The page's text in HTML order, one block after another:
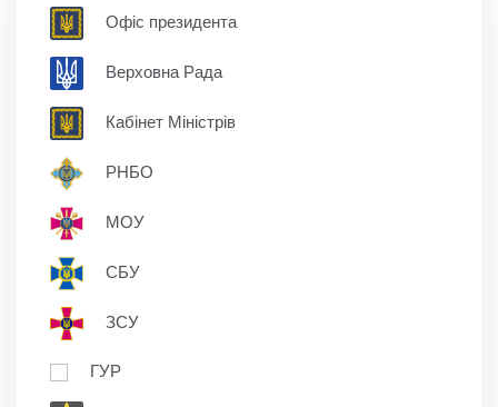
Офіс президента
Верховна Рада
Кабінет Міністрів
РНБО
МОУ
СБУ
ЗСУ
ГУР